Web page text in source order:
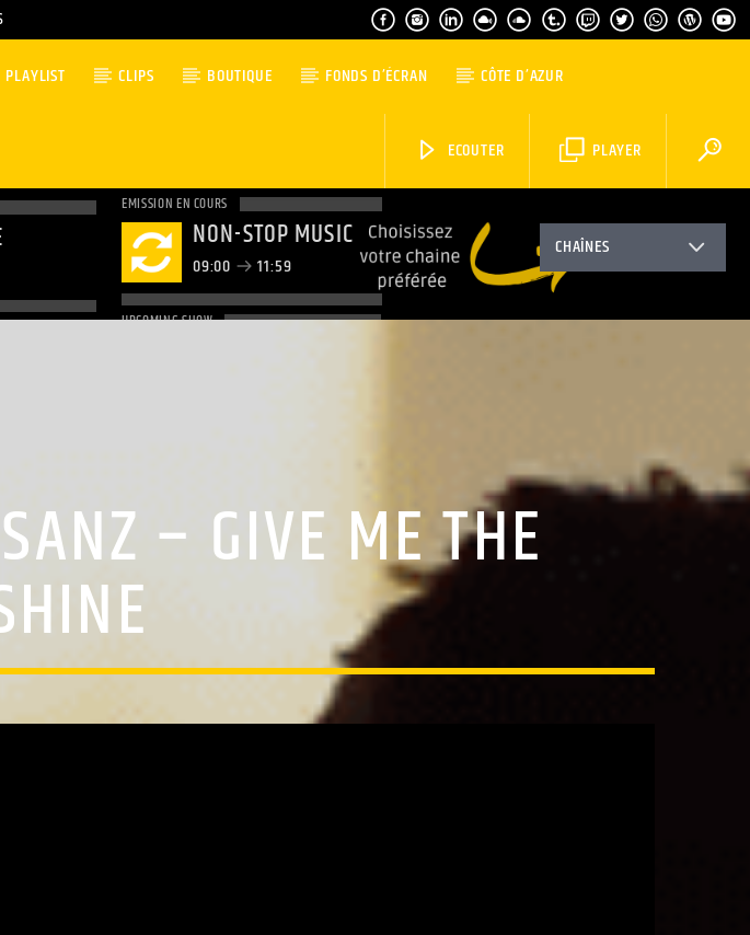
PLAYLIST CLIPS BOUTIQUE FONDS D’ÉCRAN CÔTE D’AZUR
PLAYER
ECOUTER
EMISSION EN COURS
NON-STOP MUSIC
09:00 11:59
UPCOMING SHOW
CHAÎNES
– GIVE ME THE